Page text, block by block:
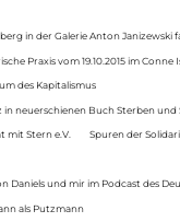
in der Galerie Anton Janizewski
Praxis vom 19.10.2015 im Conne
des Kapitalismus
neuerschienen Buch Sterben und
mit Stern e.V. Spuren der
Daniels und mir im Podcast des
als Putzmann